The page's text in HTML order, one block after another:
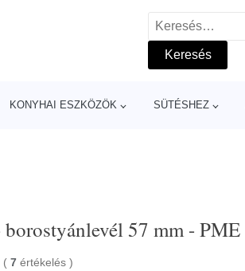
Keresés:
KONYHAI ESZKÖZÖK SÜTÉSHEZ
57 mm - PME
( 7 értékelés)